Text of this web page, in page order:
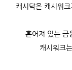
캐시닥은 캐시워
흩어져 있는 금
캐시워크는